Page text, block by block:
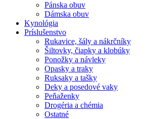
Pánska obuv
Dámska obuv
Kynológia
Príslušenstvo
Rukavice, šály a nákrčníky
Šiltovky, čiapky a klobúky
Ponožky a návleky
Opasky a traky
Ruksaky a tašky
Deky a posedové vaky
Peňaženky
Drogéria a chémia
Ostatné